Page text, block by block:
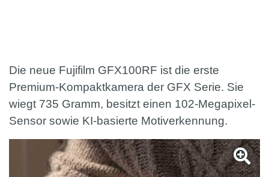
Die neue Fujifilm GFX100RF ist die erste
Premium-Kompaktkamera der GFX Serie. Sie
wiegt 735 Gramm, besitzt einen 102-Megapixel-
Sensor sowie KI-basierte Motiverkennung.